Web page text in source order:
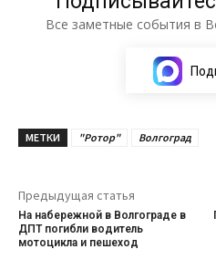
Все заметные события в
МЕТКИ "Ротор" Волгоград
Предыдущая статья
На набережной в Волгограде в
ДПТ погибли водитель
мотоцикла и пешеход